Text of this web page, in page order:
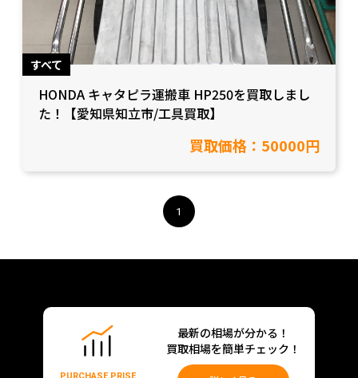
すべて
HONDA キャタピラ運搬車 HP250を買取しまし
た！【愛知県知立市/工具買取】
買取価格：50000円
1
最新の相場が分かる！
買取相場を簡単チェック！